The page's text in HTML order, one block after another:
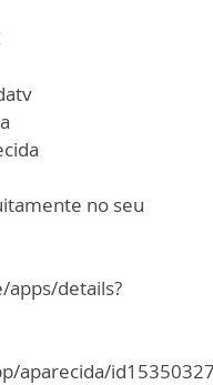
no seu
details?
aparecida/